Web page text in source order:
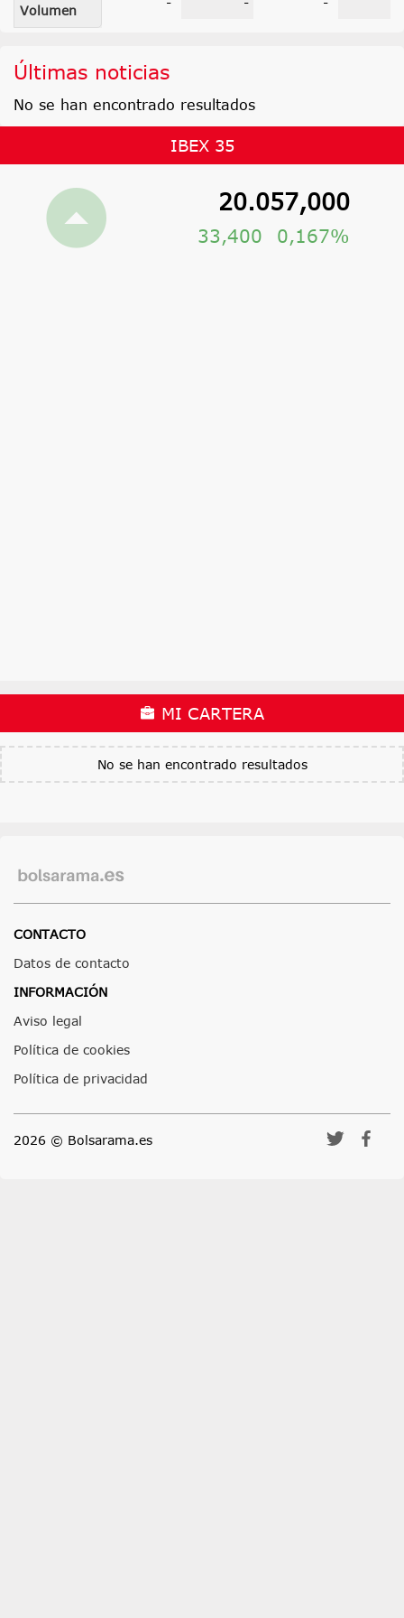
Volumen
Últimas noticias
No se han encontrado resultados
IBEX 35
20.057,000
33,400 0,167%
MI CARTERA
No se han encontrado resultados
CONTACTO
Datos de contacto
INFORMACIÓN
Aviso legal
Política de cookies
Política de privacidad
2026 © Bolsarama.es